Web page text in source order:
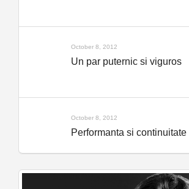
October 8, 2012
Un par puternic si viguros
October 8, 2012
Performanta si continuitate